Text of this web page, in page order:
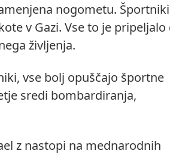
nogometu.
v Gazi. Vse to je pripeljalo
življenja.
vse bolj opuščajo športne
sredi bombardiranja,
z nastopi na mednarodnih